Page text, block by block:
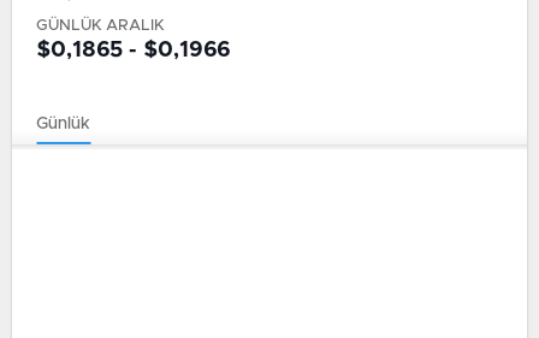
GÜNLÜK ARALIK
$0,1865 - $0,1966
Günlük